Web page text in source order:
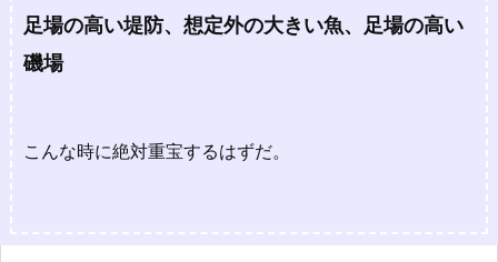
足場の高い堤防、 想定外の大きい魚、 足場の高い
磯場
こんな時に絶対重宝するはずだ。